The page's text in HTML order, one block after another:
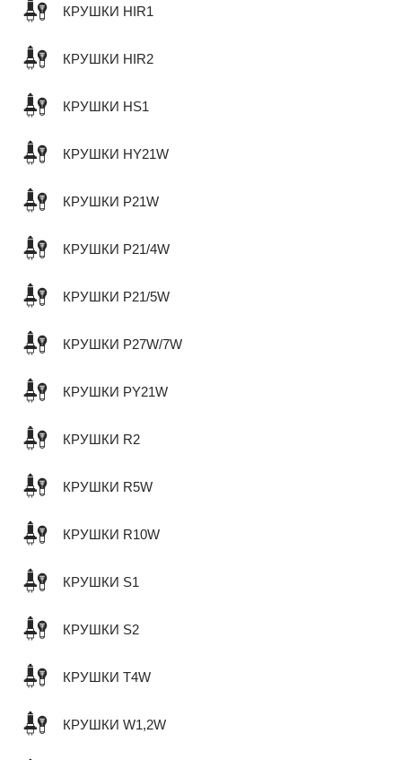
КРУШКИ HIR1
КРУШКИ HIR2
КРУШКИ HS1
КРУШКИ HY21W
КРУШКИ P21W
КРУШКИ P21/4W
КРУШКИ P21/5W
КРУШКИ P27W/7W
КРУШКИ PY21W
КРУШКИ R2
КРУШКИ R5W
КРУШКИ R10W
КРУШКИ S1
КРУШКИ S2
КРУШКИ T4W
КРУШКИ W1,2W